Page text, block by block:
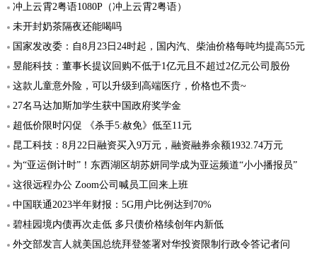
冲上云霄2粤语1080P（冲上云霄2粤语）
未开封奶茶隔夜还能喝吗
国家发改委：自8月23日24时起，国内汽、柴油价格每吨均提高55元
昱能科技：董事长提议回购不低于1亿元且不超过2亿元公司股份
这款儿童意外险，可以升级到高端医疗，价格也不贵~
27名马达加斯加学生获中国政府奖学金
超低价限时闪促 《杀手5:赦免》低至11元
昆工科技：8月22日融资买入9万元，融资融券余额1932.74万元
为“亚运倒计时”！东西湖区胡苏妍同学成为亚运频道“小小播报员”
这很远程办公 Zoom公司喊员工回来上班
中国联通2023半年财报：5G用户比例达到70%
碧桂园境内债再次走低 多只债价格续创年内新低
外交部发言人就美国总统拜登签署对华投资限制行政令答记者问